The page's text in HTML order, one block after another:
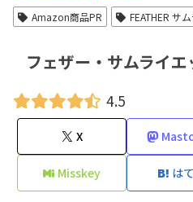
Amazon商品PR FEATHER サ
フェザー・サムライ
4.5
X
Misskey は